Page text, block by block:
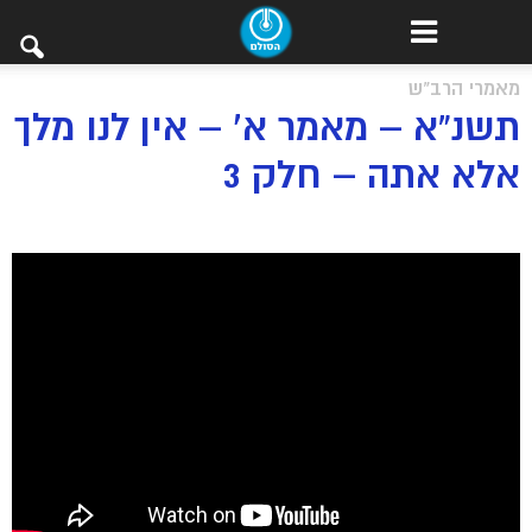
מאמרי הרב"ש
תשנ”א – מאמר א’ – אין לנו מלך
אלא אתה – חלק 3